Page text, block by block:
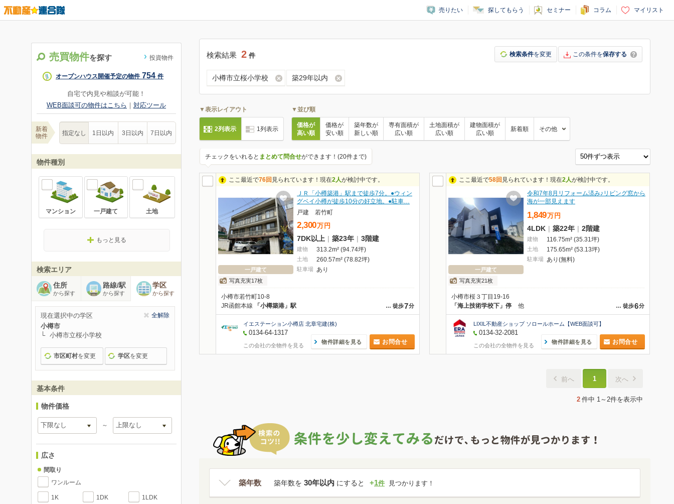
売りたい 探してもらう セミナー コラム マイリスト
売買物件を探す 投資物件
オープンハウス開催予定の物件 754 件
自宅で内見や相談が可能！
WEB面談可の物件はこちら ｜ 対応ツール
新着
物件
指定なし 1日以内 3日以内 7日以内
物件種別
マンション 一戸建て 土地
もっと見る
検索エリア
住所
から探す
路線/駅
から探す
学区
から探す
現在選択中の学区 全解除
小樽市
小樽市立桜小学校
市区町村を変更 学区を変更
基本条件
物件価格
～
広さ
間取り
ワンルーム
1K 1DK 1LDK
検索結果 2 件 検索条件を変更 この条件を保存する
小樽市立桜小学校 築29年以内
▼表示レイアウト
2列表示 1列表示
▼並び順
価格が
高い順
価格が
安い順
築年数が
新しい順
専有面積が
広い順
土地面積が
広い順
建物面積が
広い順
新着順 その他
チェックをいれると まとめて問合せができます！(20件まで)
ここ最近で76回 見られています！現在2人が検討中です。
一戸建て
写真充実17枚
ＪＲ「小樽築港」駅まで徒歩7分。●ウィン
グベイ小樽が徒歩10分の好立地。●駐車…
戸建 若竹町
2,300万 円
7DK以上 | 築23年 | 3階建
建物 313.2m² (94.74坪)
土地 260.57m² (78.82坪)
駐車場 あり
小樽市若竹町10-8
… 徒歩7分
JR函館本線 「小樽築港」駅
イエステーション小樽店 北章宅建(株)
0134-64-1317
この会社の全物件を見る
物件詳細を見る お問合せ
ここ最近で58回 見られています！現在2人が検討中です。
一戸建て
写真充実21枚
令和7年8月リフォーム済み♪リビング窓から
海が一部見えます
1,849万 円
4LDK | 築22年 | 2階建
建物 116.75m² (35.31坪)
土地 175.65m² (53.13坪)
駐車場 あり(無料)
小樽市桜３丁目19-16
… 徒歩6分
「海上技術学校下」停 他
LIXIL不動産ショップ ソロールホーム【WEB面談可】
0134-32-2081
この会社の全物件を見る
物件詳細を見る お問合せ
前へ 1 次へ
2 件中 1～2件を表示中
築年数 +1件 見つかります！
築年数を 30年以内 にすると